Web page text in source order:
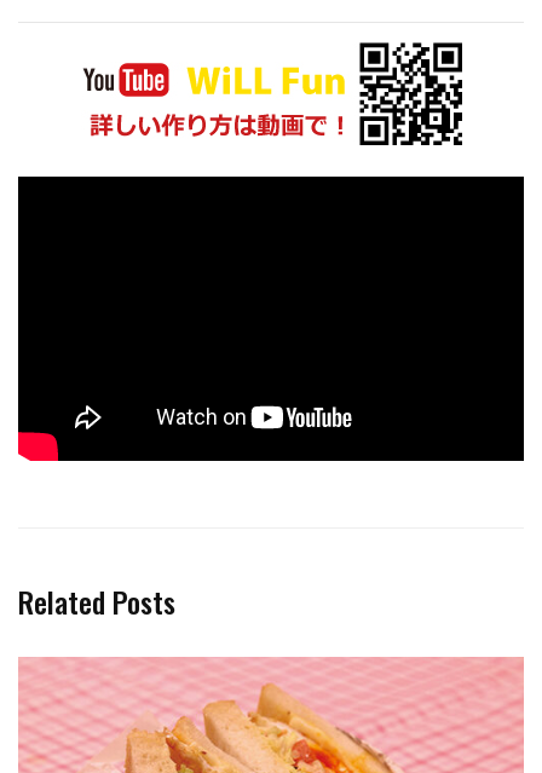
Related Posts